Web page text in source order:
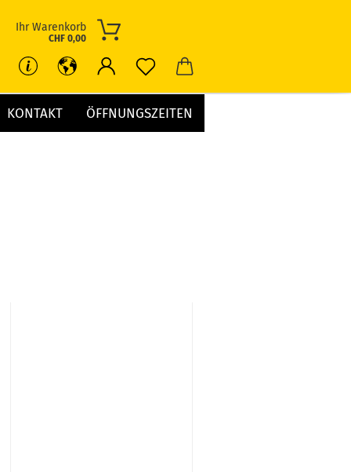
Ihr Warenkorb
CHF 0,00
KONTAKT ÖFFNUNGSZEITEN